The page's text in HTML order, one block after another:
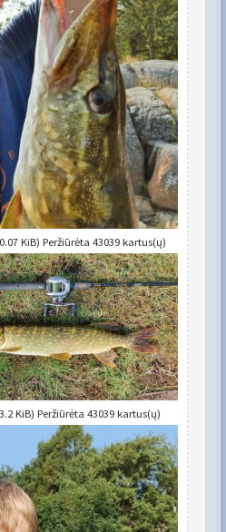
KiB) Peržiūrėta 43039 kartus(ų)
KiB) Peržiūrėta 43039 kartus(ų)